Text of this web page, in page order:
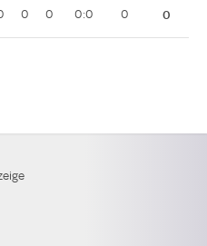
0 0 0:0 0 0